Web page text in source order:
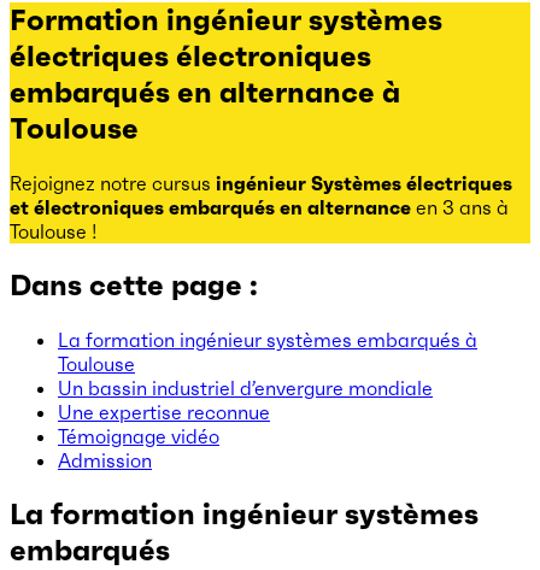
Formation ingénieur systèmes
électriques électroniques
embarqués en alternance à
Toulouse
Rejoignez notre cursus ingénieur Systèmes électriques
et électroniques embarqués en alternance en 3 ans à
Toulouse !
Dans cette page :
La formation ingénieur systèmes embarqués à
Toulouse
Un bassin industriel d’envergure mondiale
Une expertise reconnue
Témoignage vidéo
Admission
La formation ingénieur systèmes
embarqués